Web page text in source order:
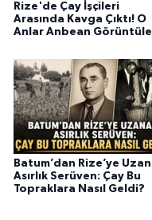
Rize'de Çay İşçileri
Arasında Kavga Çıktı! O
Anlar Anbean
Batum’dan Rize’ye
Asırlık Serüven: Çay Bu
Topraklara Nasıl Geldi?